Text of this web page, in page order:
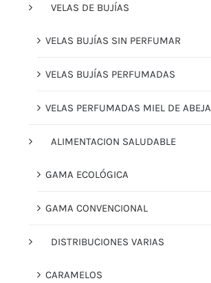
VELAS DE BUJÍAS
VELAS BUJÍAS SIN PERFUMAR
VELAS BUJÍAS PERFUMADAS
VELAS PERFUMADAS MIEL DE ABEJA
ALIMENTACION SALUDABLE
GAMA ECOLÓGICA
GAMA CONVENCIONAL
DISTRIBUCIONES VARIAS
CARAMELOS